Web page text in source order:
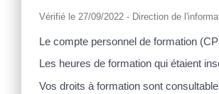
Vérifié le 27/09/2022 - Direction de
Le compte personnel de formation
Les heures de formation qui étaient
Vos droits à formation sont